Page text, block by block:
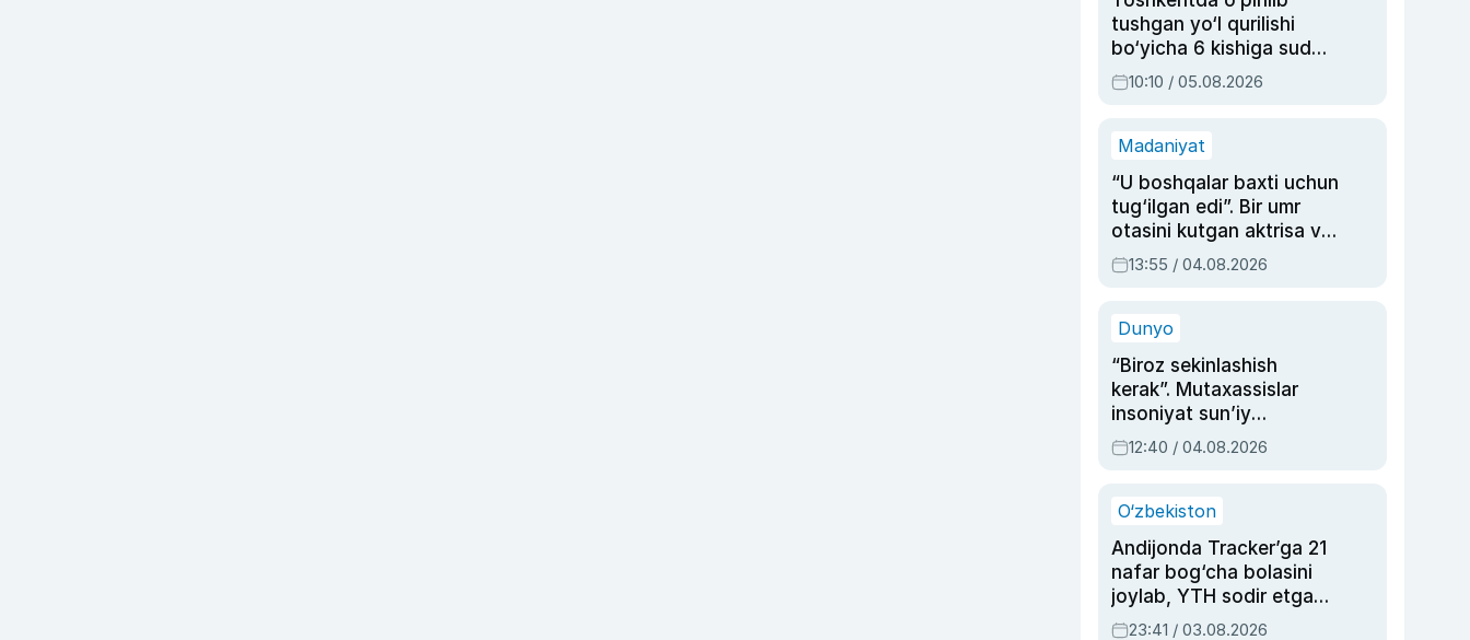
tushgan yo‘l qurilishi
bo‘yicha 6 kishiga sud
hukmi o‘qildi
10:10 / 05.08.2026
Madaniyat
“U boshqalar baxti uchun
tug‘ilgan edi”. Bir umr
otasini kutgan aktrisa va
dublyaj ustasi Rimma
Ahmedovaning
13:55 / 04.08.2026
Dunyo
“Biroz sekinlashish
kerak”. Mutaxassislar
insoniyat sun’iy
intellektni boshqara
olmay qolishidan xavotir
12:40 / 04.08.2026
O‘zbekiston
Andijonda Tracker’ga 21
nafar bog‘cha bolasini
joylab, YTH sodir etgan
ayolga sud hukmi o‘qildi
23:41 / 03.08.2026